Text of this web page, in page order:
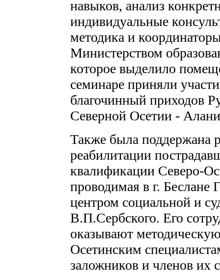
навыков, анализ
индивидуальные
методика и
Министерством
которое выделило
семинаре приняли
благочинный приходов
Северной Осетии -
Также была поддержана
реабилитации
квалификации Северо-
проводимая в г.
центром социальной и
В.П.Сербского. Его
оказывают
Осетинским
заложников и членов их